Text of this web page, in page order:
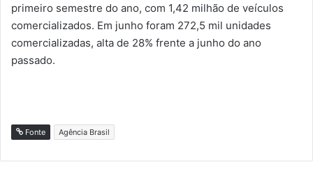
primeiro semestre do ano, com 1,42 milhão de veículos
comercializados. Em junho foram 272,5 mil unidades
comercializadas, alta de 28% frente a junho do ano
passado.
Fonte Agência Brasil